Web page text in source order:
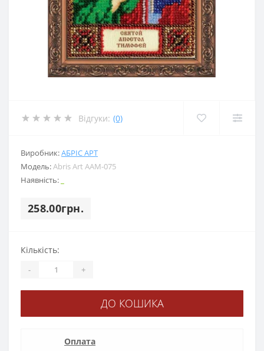
Відгуки: (0)
Виробник:АБРІС АРТ
Модель:Abris Art ААМ-075
Наявність:
258.00грн.
Кількість:
- +
ДО КОШИКА
Оплата